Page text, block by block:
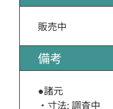
販売中
備考
●諸元
・寸法: 調査中